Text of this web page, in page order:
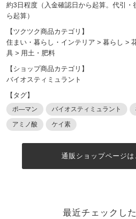
約3日程度（入金確認日から起算。代引
ら起算）
【ツクツク商品カテゴリ】
住まい・暮らし・インテリア >暮らし >
具 > 用土・肥料
【ショップ商品カテゴリ】
バイオスティミュラント
【タグ】
ポ―マン バイオスティミュラント
アミノ酸 ケイ素
通販ショップページは
最近チェックし